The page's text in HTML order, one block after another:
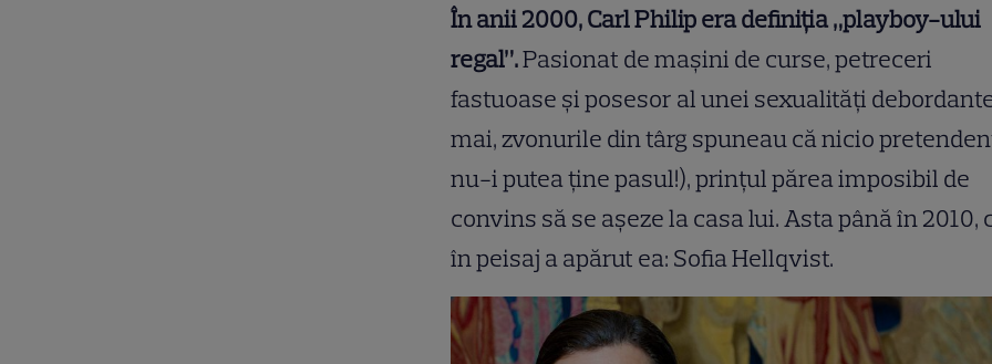
În anii 2000, Carl Philip era definiția „playboy-ului
regal”.Pasionat de mașini de curse, petreceri
fastuoase și posesor al unei sexualități
mai, zvonurile din târg spuneau că nicio
nu-i putea ține pasul!), prințul părea imposibil de
convins să se așeze la casa lui. Asta până în 2010,
în peisaj a apărut ea: Sofia Hellqvist.